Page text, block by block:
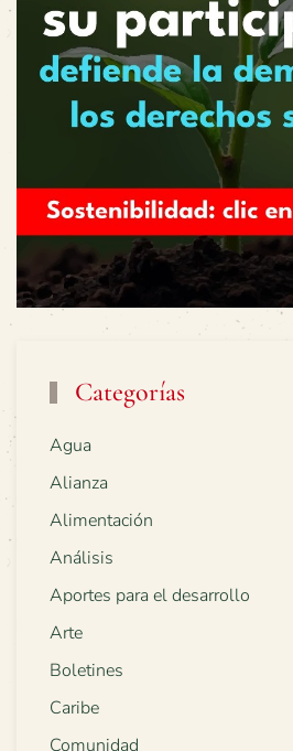
Categorías
Agua
Alianza
Alimentación
Análisis
Aportes para el desarrollo
Arte
Boletines
Caribe
Comunidad